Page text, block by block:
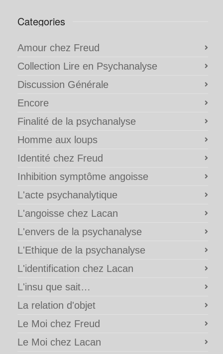
Categories
Amour chez Freud
Collection Lire en Psychanalyse
Discussion Générale
Encore
Finalité de la psychanalyse
Homme aux loups
Identité chez Freud
Inhibition symptôme angoisse
L'acte psychanalytique
L'angoisse chez Lacan
L'envers de la psychanalyse
L'Ethique de la psychanalyse
L'identification chez Lacan
L'insu que sait…
La relation d'objet
Le Moi chez Freud
Le Moi chez Lacan